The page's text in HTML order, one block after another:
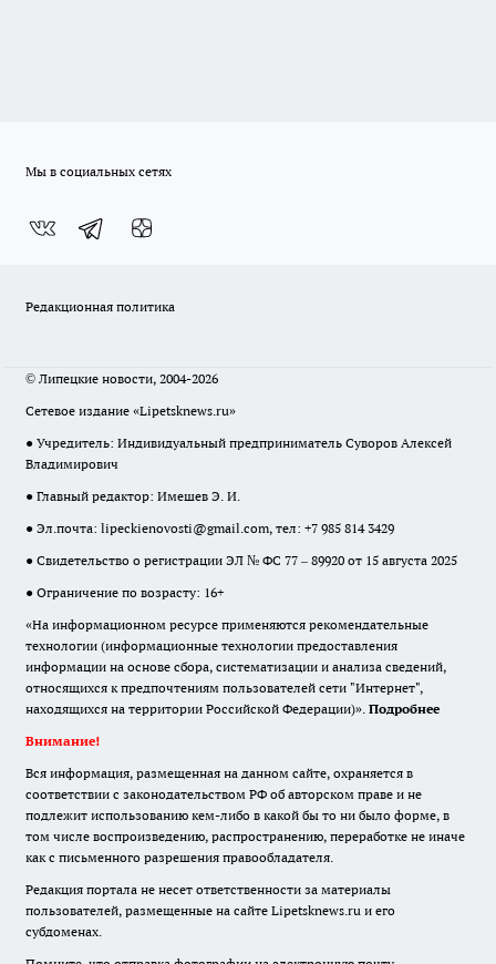
Мы в социальных сетях
Редакционная политика
© Липецкие новости, 2004-2026
Сетевое издание «Lipetsknews.ru»
● Учредитель: Индивидуальный предприниматель Суворов Алексей
Владимирович
● Главный редактор: Имешев Э. И.
● Эл.почта: lipeckienovosti@gmail.com, тел: +7 985 814 3429
● Свидетельство о регистрации ЭЛ № ФС 77 – 89920 от 15 августа 2025
● Ограничение по возрасту: 16+
«На информационном ресурсе применяются рекомендательные
технологии (информационные технологии предоставления
информации на основе сбора, систематизации и анализа сведений,
относящихся к предпочтениям пользователей сети "Интернет",
находящихся на территории Российской Федерации)». Подробнее
Внимание!
Вся информация, размещенная на данном сайте, охраняется в
соответствии с законодательством РФ об авторском праве и не
подлежит использованию кем-либо в какой бы то ни было форме, в
том числе воспроизведению, распространению, переработке не иначе
как с письменного разрешения правообладателя.
Редакция портала не несет ответственности за материалы
пользователей, размещенные на сайте Lipetsknews.ru и его
субдоменах.